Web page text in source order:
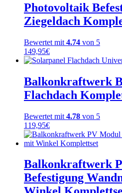
Photovoltaik
Ziegeldach
Bewertet mit 4.74 von 5
149,95€
Balkonkraftwerk
Flachdach
Bewertet mit 4.78 von 5
119,95€
Balkonkraftwerk
Befestigung